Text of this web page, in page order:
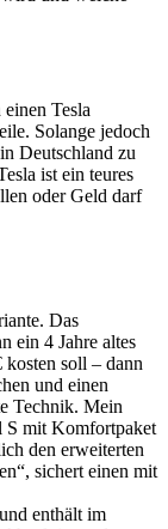
Tesla
Solange jedoch
Deutschland zu
ist ein teures
oder Geld darf
Das
ein 4 Jahre altes
soll – dann
und einen
Technik. Mein
S mit Komfortpaket
den erweiterten
sichert einen mit
enthält im